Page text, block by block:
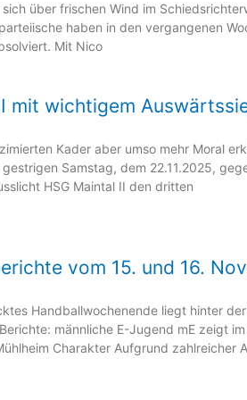
sich über frischen Wind im
haben in den vergangenen
Mit Nico
mit wichtigem
Kader aber umso mehr Moral
gestrigen Samstag, dem 22.11.2025,
HSG Maintal II den dritten
vom 15. und 16.
Handballwochenende liegt hinter
männliche E-Jugend mE zeigt
Charakter Aufgrund zahlreicher